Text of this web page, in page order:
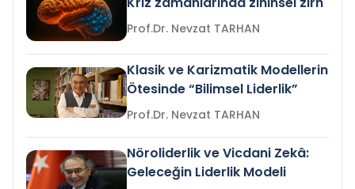
Prof.Dr. Nevzat TARHAN
Klasik ve Karizmatik Modellerin
Ötesinde “Bilimsel Liderlik”
Prof.Dr. Nevzat TARHAN
Nöroliderlik ve Vicdani Zekâ:
Geleceğin Liderlik Modeli